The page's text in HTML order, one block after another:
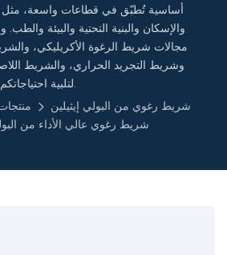
أساسية تُطبّق في قطاعات واسعة، مثل
والإسكان والبنية التحتية والبيئة
مجالات شريط الرغوة الأكريليكي،
وشريط التجريد الحراري، والشريط
لتلبية احتياجاتكم.
شريط رغوي من البولي إيثيلين
شريط رغوي عالي الأداء من